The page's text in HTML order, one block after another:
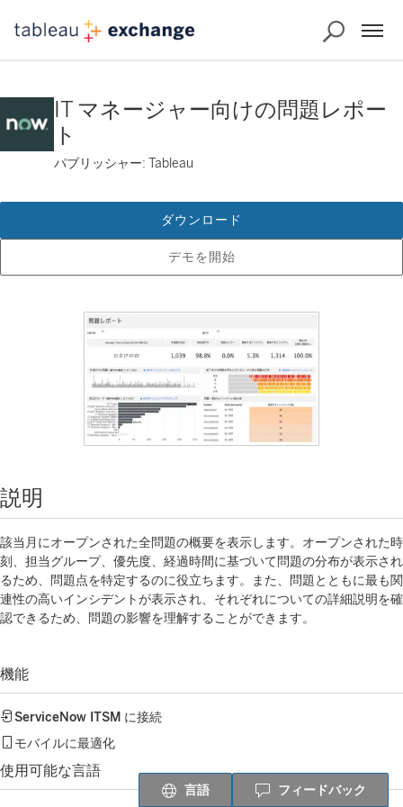
IT マネージャー向けの問題レポー
ト
パブリッシャー: Tableau
デモを開始
ダウンロード
説明
該当月にオープンされた全問題の概要を表示します。オープンされた時
刻、担当グループ、優先度、経過時間に基づいて問題の分布が表示され
るため、問題点を特定するのに役立ちます。また、問題とともに最も関
連性の高いインシデントが表示され、それぞれについての詳細説明を確
認できるため、問題の影響を理解することができます。
機能
ServiceNow ITSM に接続
モバイルに最適化
使用可能な言語
言語 フィードバック